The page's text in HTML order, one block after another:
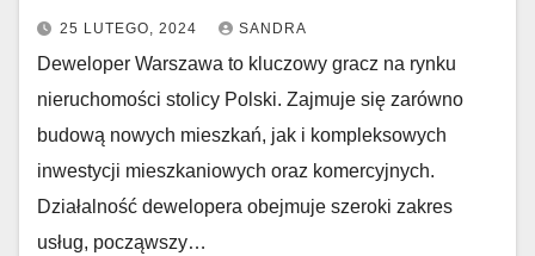
25 LUTEGO, 2024 SANDRA
Deweloper Warszawa to kluczowy gracz na rynku
nieruchomości stolicy Polski. Zajmuje się zarówno
budową nowych mieszkań, jak i kompleksowych
inwestycji mieszkaniowych oraz komercyjnych.
Działalność dewelopera obejmuje szeroki zakres
usług, począwszy…